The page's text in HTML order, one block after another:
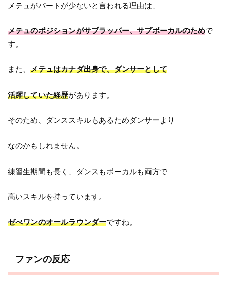
メテュがパートが少ないと言われる理由は、
メテュのポジションがサブラッパー、サブボーカルのためで
す。
また、メテュはカナダ出身で、ダンサーとして
活躍していた経歴があります。
そのため、ダンススキルもあるためダンサーより
なのかもしれません。
練習生期間も長く、ダンスもボーカルも両方で
高いスキルを持っています。
ゼべワンのオールラウンダーですね。
ファンの反応